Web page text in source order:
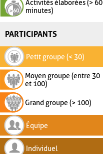
Activités élaborées (> 60
minutes)
PARTICIPANTS
Petit groupe (< 30)
Moyen groupe (entre 30
et 100)
Grand groupe (> 100)
Équipe
Individuel